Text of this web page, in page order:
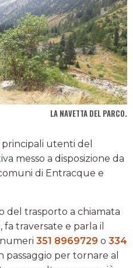
LA NAVETTA DEL PARCO.
principali utenti del
messo a disposizione da
di Entracque e
del trasporto a chiamata
traversate e parla il
351 8969729 o 334
per tornare al